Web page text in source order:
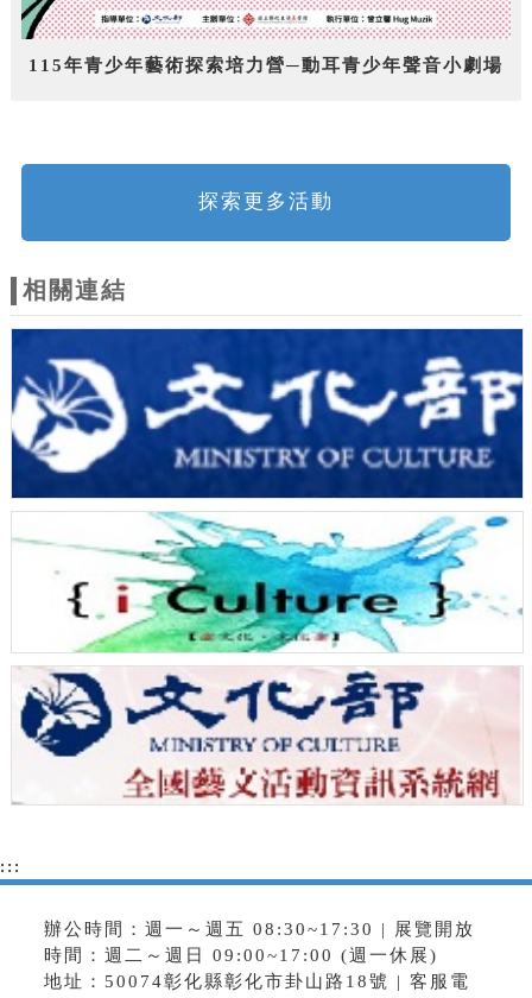
115年青少年藝術探索培力營─動耳青少年聲音小劇場
探索更多活動
相關連結
:::
辦公時間：週一～週五 08:30~17:30 | 展覽開放
時間：週二～週日 09:00~17:00 (週一休展)
地址：50074彰化縣彰化市卦山路18號 | 客服電